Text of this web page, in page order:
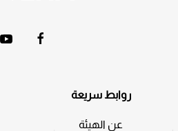
روابط سريعة
عن الهيئة